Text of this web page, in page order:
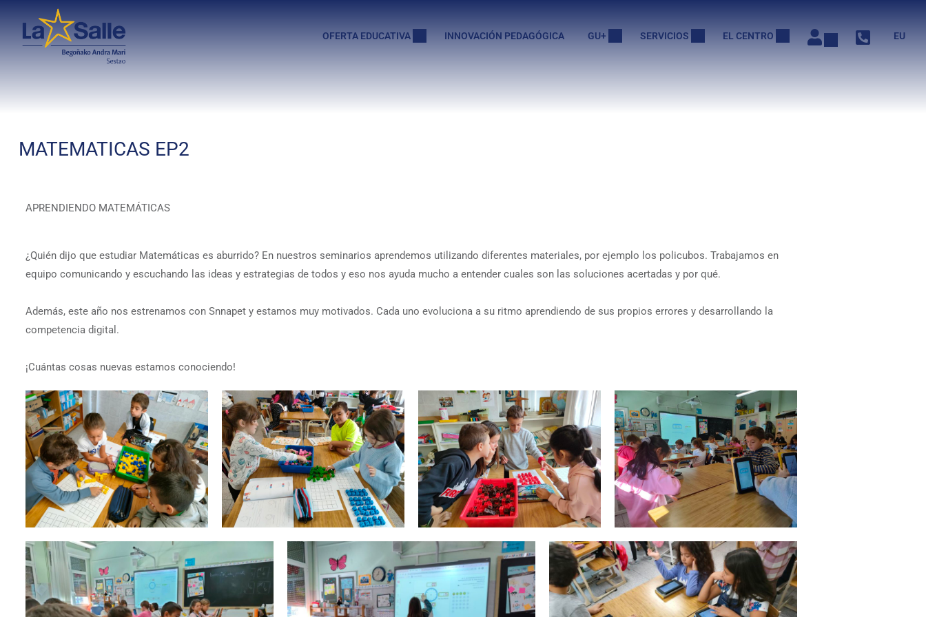
OFERTA EDUCATIVA INNOVACIÓN PEDAGÓGICA GU+ SERVICIOS EL CENTRO EU
MATEMATICAS EP2
APRENDIENDO MATEMÁTICAS
¿Quién dijo que estudiar Matemáticas es aburrido? En nuestros seminarios aprendemos utilizando diferentes materiales, por ejemplo los policubos. Trabajamos en
equipo comunicando y escuchando las ideas y estrategias de todos y eso nos ayuda mucho a entender cuales son las soluciones acertadas y por qué.
Además, este año nos estrenamos con Snnapet y estamos muy motivados. Cada uno evoluciona a su ritmo aprendiendo de sus propios errores y desarrollando la
competencia digital.
¡Cuántas cosas nuevas estamos conociendo!